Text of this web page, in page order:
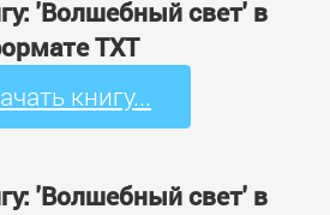
'Волшебный свет' в
TXT
книгу...
'Волшебный свет' в